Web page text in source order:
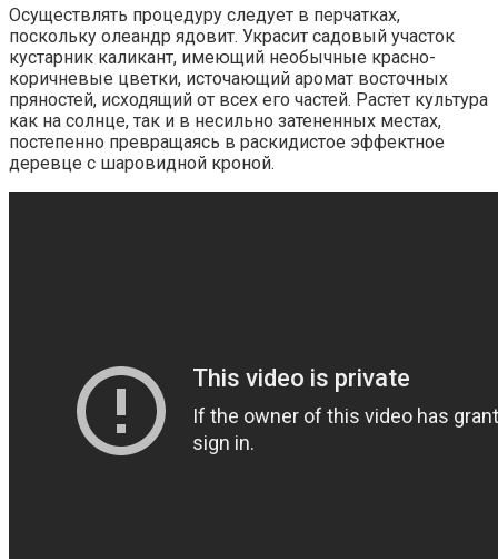
Осуществлять процедуру следует в перчатках,
поскольку олеандр ядовит. Украсит садовый участок
кустарник каликант, имеющий необычные красно-
коричневые цветки, источающий аромат восточных
пряностей, исходящий от всех его частей. Растет культура
как на солнце, так и в несильно затененных местах,
постепенно превращаясь в раскидистое эффектное
деревце с шаровидной кроной.